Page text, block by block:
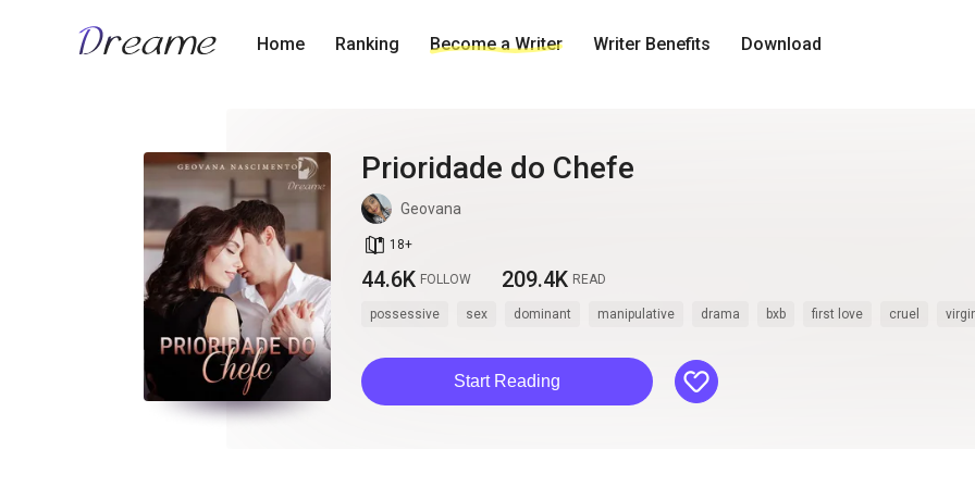
Home Ranking Become a Writer Writer Benefits Download
Prioridade do Chefe
Geovana
book_age 18+
44.6K FOLLOW 209.4K READ
possessive sex dominant manipulative drama bxb first love cruel
Start Reading like